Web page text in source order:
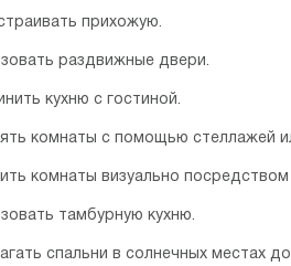
прихожую.
раздвижные двери.
кухню с гостиной.
комнаты с помощью стеллажей
комнаты визуально
тамбурную кухню.
спальни в солнечных местах